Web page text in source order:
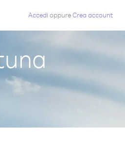
Accedi oppureCrea account